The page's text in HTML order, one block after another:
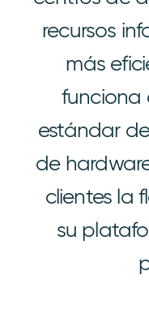
recursos
más
funciona
estándar
de
clientes la
su